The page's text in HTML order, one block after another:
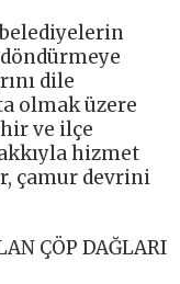
belediyelerin
dile
olmak üzere
ve ilçe
hizmet
çamur devrini
ÇÖP DAĞLARI